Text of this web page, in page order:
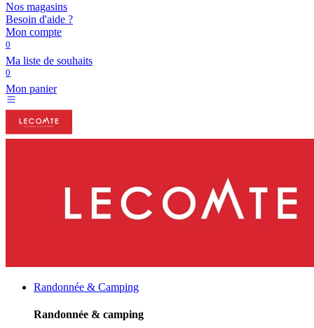
Nos magasins
Besoin d'aide ?
Mon compte
0
Ma liste de souhaits
0
Mon panier
Randonnée & Camping
Randonnée & camping